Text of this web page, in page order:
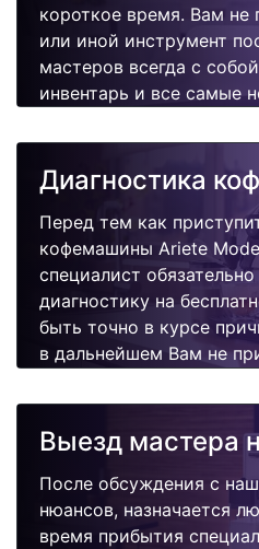
короткое время. Вам не
или иной инструмент
мастеров всегда с
инвентарь и все самые
быстро, качественно и
Диагностика
Перед тем как
кофемашины Ariete
специалист
диагностику на
быть точно в курсе
в дальнейшем Вам не
поломок.
Выезд мастера
После обсуждения с
нюансов, назначается
время прибытия